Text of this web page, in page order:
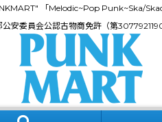
「Melodic~Pop Punk~Ska/
公安委員会公認古物商免許（第